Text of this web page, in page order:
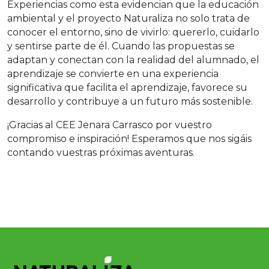
Experiencias como esta evidencian que la educación
ambiental y el proyecto Naturaliza no solo trata de
conocer el entorno, sino de vivirlo: quererlo, cuidarlo
y sentirse parte de él. Cuando las propuestas se
adaptan y conectan con la realidad del alumnado, el
aprendizaje se convierte en una experiencia
significativa que facilita el aprendizaje, favorece su
desarrollo y contribuye a un futuro más sostenible.
¡Gracias al CEE Jenara Carrasco por vuestro
compromiso e inspiración! Esperamos que nos sigáis
contando vuestras próximas aventuras.